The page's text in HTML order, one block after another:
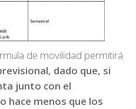
de movilidad permitirá
dado que, si
junto con el
hace menos que los